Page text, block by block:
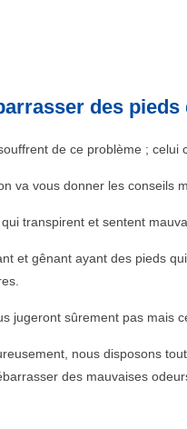
des
de ce problème ; celui
va vous donner les conseils
transpirent et sentent
et gênant ayant des pieds
jugeront sûrement pas mais
nous disposons
des mauvaises